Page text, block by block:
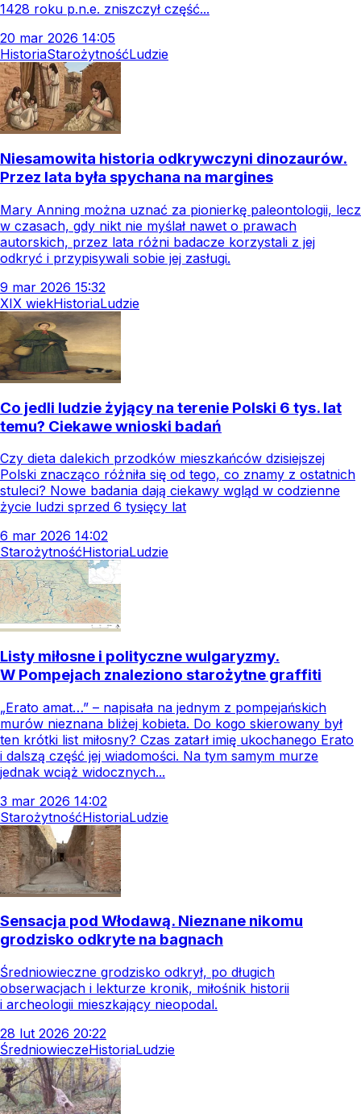
1428 roku p.n.e. zniszczył część...
20 mar 2026 14:05
HistoriaStarożytnośćLudzie
Niesamowita historia odkrywczyni dinozaurów.
Przez lata była spychana na margines
Mary Anning można uznać za pionierkę paleontologii, lecz
w czasach, gdy nikt nie myślał nawet o prawach
autorskich, przez lata różni badacze korzystali z jej
odkryć i przypisywali sobie jej zasługi.
9 mar 2026 15:32
XIX wiekHistoriaLudzie
Co jedli ludzie żyjący na terenie Polski 6 tys. lat
temu? Ciekawe wnioski badań
Czy dieta dalekich przodków mieszkańców dzisiejszej
Polski znacząco różniła się od tego, co znamy z ostatnich
stuleci? Nowe badania dają ciekawy wgląd w codzienne
życie ludzi sprzed 6 tysięcy lat
6 mar 2026 14:02
StarożytnośćHistoriaLudzie
Listy miłosne i polityczne wulgaryzmy.
W Pompejach znaleziono starożytne graffiti
„Erato amat…” – napisała na jednym z pompejańskich
murów nieznana bliżej kobieta. Do kogo skierowany był
ten krótki list miłosny? Czas zatarł imię ukochanego Erato
i dalszą część jej wiadomości. Na tym samym murze
jednak wciąż widocznych...
3 mar 2026 14:02
StarożytnośćHistoriaLudzie
Sensacja pod Włodawą. Nieznane nikomu
grodzisko odkryte na bagnach
Średniowieczne grodzisko odkrył, po długich
obserwacjach i lekturze kronik, miłośnik historii
i archeologii mieszkający nieopodal.
28 lut 2026 20:22
ŚredniowieczeHistoriaLudzie